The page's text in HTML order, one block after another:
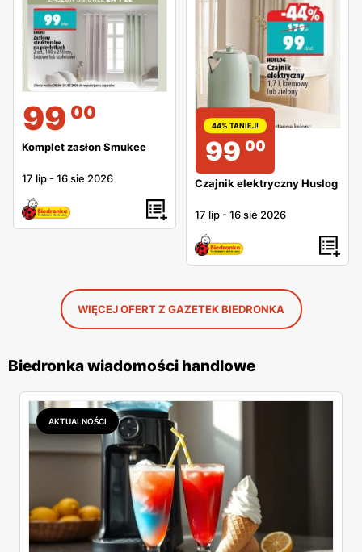
99 00
Komplet zasłon Smukee
17 lip -16 sie 2026
44% TANIEJ!
99 00
Czajnik elektryczny Huslog
17 lip -16 sie 2026
WIĘCEJ OFERT Z GAZETEK BIEDRONKA
Biedronka wiadomości handlowe
AKTUALNOŚCI